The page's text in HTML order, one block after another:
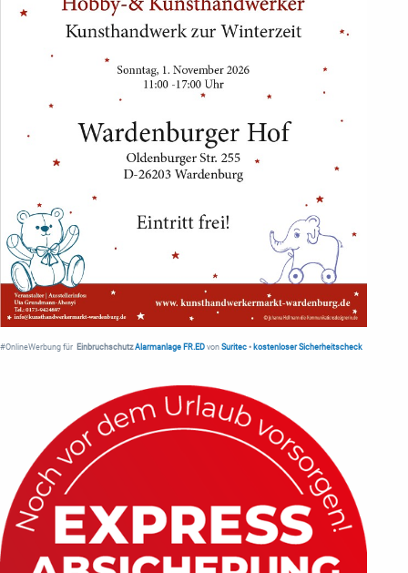
#OnlineWerbung für Einbruchschutz Alarmanlage FR.ED von Suritec • kostenloser Sicherheitscheck